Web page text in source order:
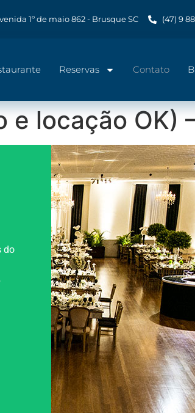
1º de maio 862 - Brusque SC (47) 9
Reservas Contato
e locação OK)
do